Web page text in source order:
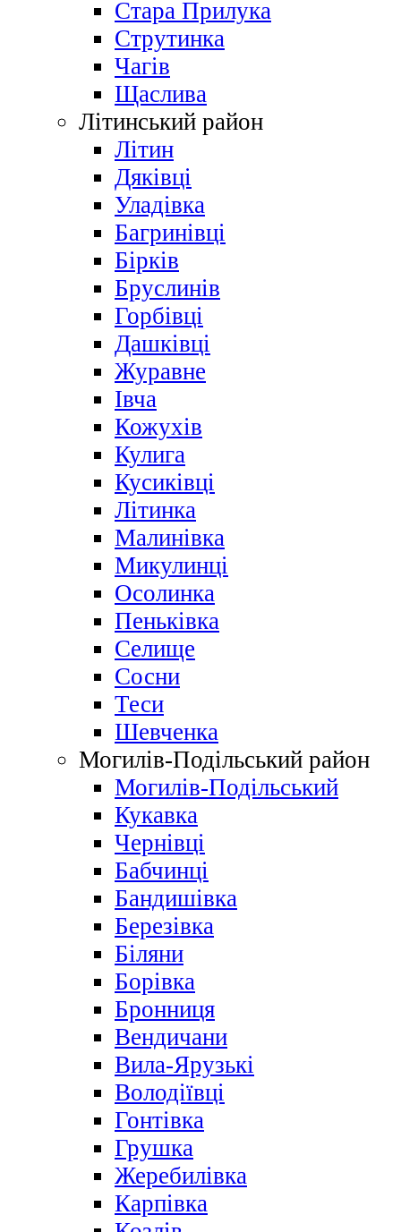
Стара Прилука
Струтинка
Чагів
Щаслива
Літинський район
Літин
Дяківці
Уладівка
Багринівці
Бірків
Бруслинів
Горбівці
Дашківці
Журавне
Івча
Кожухів
Кулига
Кусиківці
Літинка
Малинівка
Микулинці
Осолинка
Пеньківка
Селище
Сосни
Теси
Шевченка
Могилів-Подільський район
Могилів-Подільський
Кукавка
Чернівці
Бабчинці
Бандишівка
Березівка
Біляни
Борівка
Бронниця
Вендичани
Вила-Ярузькі
Володіївці
Гонтівка
Грушка
Жеребилівка
Карпівка